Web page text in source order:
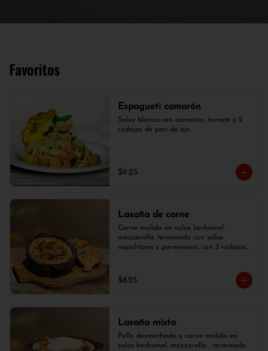
Favoritos
Espagueti camarón
Salsa blanca con camarón, tomate y 2
rodajas de pan de ajo.
$9.25
Lasaña de carne
Carne molida en salsa bechamel,
mozzarella, terminado con salsa
napolitana y parmesano, con 3 rodajas
$8.25
Lasaña mixta
Pollo desmechado y carne molida en
salsa bechamel, mozzarella , terminado